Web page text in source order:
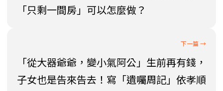
「只剩一間房」可以怎麼做？
「從大器爺爺，變小氣阿公」生前再有錢，
子女也是告來告去！寫「遺囑周記」依孝順